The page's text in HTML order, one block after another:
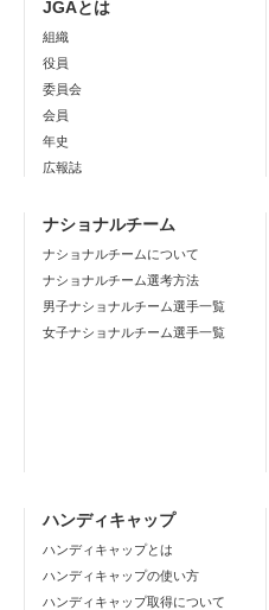
JGAとは
組織
役員
委員会
会員
年史
広報誌
ナショナルチーム
ナショナルチームについて
ナショナルチーム選考方法
男子ナショナルチーム選手一覧
女子ナショナルチーム選手一覧
ハンディキャップ
ハンディキャップとは
ハンディキャップの使い方
ハンディキャップ取得について